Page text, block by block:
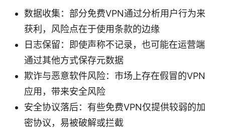
数据收集：部分免费VPN通过分析用户行为来
获利，风险点在于使用条款的边缘
日志保留：即使声称不记录，也可能在运营端
通过其他方式保存元数据
欺诈与恶意软件风险：市场上存在假冒的VPN
应用，带来安全风险
安全协议落后：有些免费VPN仅提供较弱的加
密协议，易被破解或拦截